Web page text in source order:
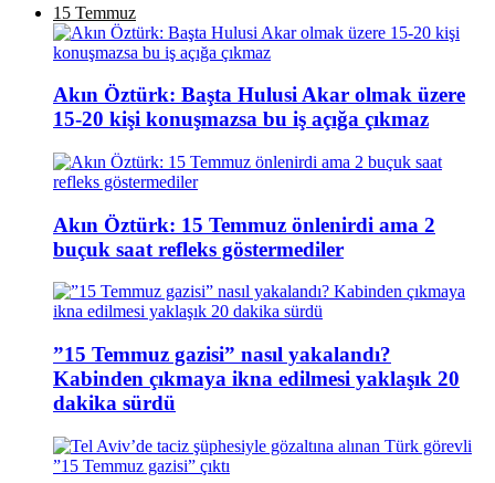
15 Temmuz
Akın Öztürk: Başta Hulusi Akar olmak üzere
15-20 kişi konuşmazsa bu iş açığa çıkmaz
Akın Öztürk: 15 Temmuz önlenirdi ama 2
buçuk saat refleks göstermediler
”15 Temmuz gazisi” nasıl yakalandı?
Kabinden çıkmaya ikna edilmesi yaklaşık 20
dakika sürdü